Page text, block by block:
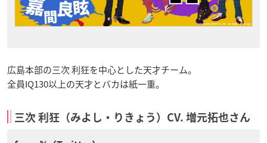
広島本部の三次 利狂を中心とした天才チーム。
全員IQ130以上の天才とバカは紙一重。
三次 利狂（みよし・りきょう）CV. 増元拓也さん